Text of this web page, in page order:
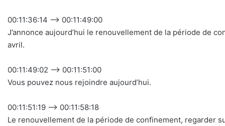
00:11:36:14 –> 00:11:49:00
J’annonce aujourd’hui le renouvellement de la période de
avril.
00:11:49:02 –> 00:11:51:00
Vous pouvez nous rejoindre aujourd’hui.
00:11:51:19 –> 00:11:58:18
Le renouvellement de la période de confinement, regarder